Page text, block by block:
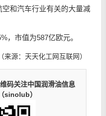
和汽车行业有关的大量减
市值为587亿欧元。
（来源：天天化工网互联网）
码关注中国润滑油信息
sinolub）